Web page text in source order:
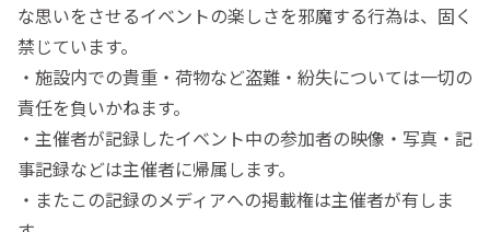
な思いをさせるイベントの楽しさを邪魔する行為は、固く
禁じています。
・施設内での貴重・荷物など盗難・紛失については一切の
責任を負いかねます。
・主催者が記録したイベント中の参加者の映像・写真・記
事記録などは主催者に帰属します。
・またこの記録のメディアへの掲載権は主催者が有しま